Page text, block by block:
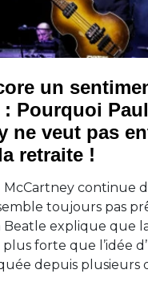
un
Pourquoi Paul
ne veut pas
retraite !
McCartney continue
toujours pas
Beatle explique que
forte que l’idée
depuis plusieurs